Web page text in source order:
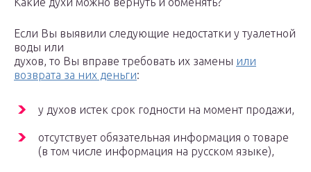
Если Вы выявили следующие недостатки у туалетной
воды или
духов, то Вы вправе требовать их замены или
возврата за них деньги:
у духов истек срок годности на момент продажи,
отсутствует обязательная информация о товаре
(в том числе информация на русском языке),